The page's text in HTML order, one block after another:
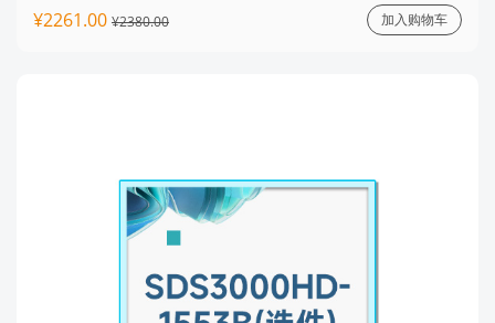
¥2261.00 ¥2380.00 加入购物车